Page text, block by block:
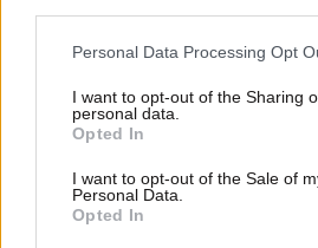
Please note that this website/app
not limited to your visit or usage
grant or deny consent to Google and
use your data for below specified
consent section.
Personal Data Processing Opt
I want to opt-out of the Sharing
personal data.
Opted In
I want to opt-out of the Sale of
Personal Data.
Opted In
γρήγορα για να υποστηρίξουν
επιδημίας».
Δεν υπάρχει εμβόλιο